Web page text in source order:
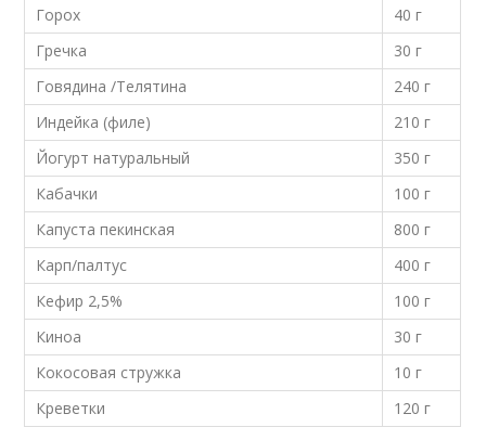
Горох
40 г
Гречка
30 г
Говядина /Телятина
240 г
Индейка (филе)
210 г
Йогурт натуральный
350 г
Кабачки
100 г
Капуста пекинская
800 г
Карп/палтус
400 г
Кефир 2,5%
100 г
Киноа
30 г
Кокосовая стружка
10 г
Креветки
120 г